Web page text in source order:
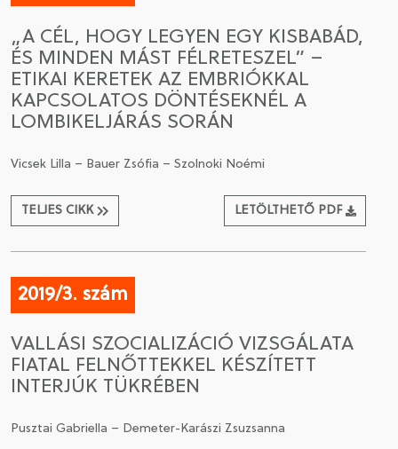
CSATLAKOZÁS A TÁRSASÁGHOZ / MEGÚJÍTOM A
TAGSÁGOMAT
„A CÉL, HOGY LEGYEN EGY KISBABÁD,
ÉS MINDEN MÁST FÉLRETESZEL” –
ETIKAI KERETEK AZ EMBRIÓKKAL
KAPCSOLATOS DÖNTÉSEKNÉL A
LOMBIKELJÁRÁS SORÁN
Vicsek Lilla – Bauer Zsófia – Szolnoki Noémi
TELJES CIKK LETÖLTHETŐ PDF
2019/3. szám
VALLÁSI SZOCIALIZÁCIÓ VIZSGÁLATA
FIATAL FELNŐTTEKKEL KÉSZÍTETT
INTERJÚK TÜKRÉBEN
Pusztai Gabriella – Demeter-Karászi Zsuzsanna